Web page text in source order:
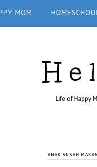
MOM
Life of Happy
ANAK SUSAH MAKAN